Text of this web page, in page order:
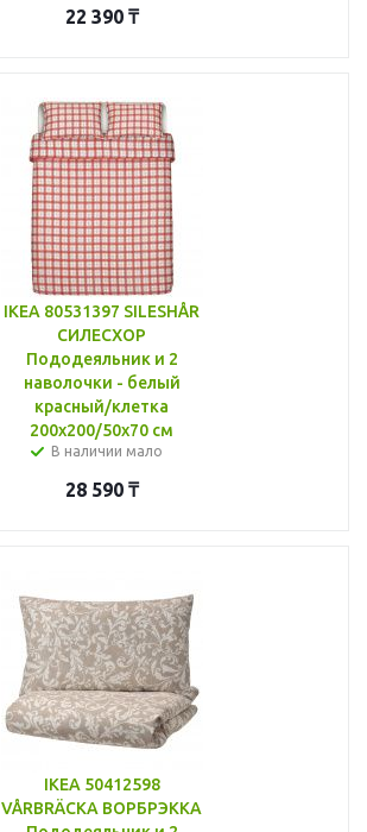
22 390₸
IKEA 80531397 SILESHÅR
СИЛЕСХОР
Пододеяльник и 2
наволочки - белый
красный/клетка
200x200/50x70 см
В наличии мало
28 590₸
IKEA 50412598
VÅRBRÄCKA ВОРБРЭККА